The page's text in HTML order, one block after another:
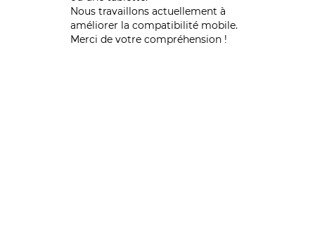
Nous travaillons actuellement à
améliorer la compatibilité mobile.
Merci de votre compréhension !